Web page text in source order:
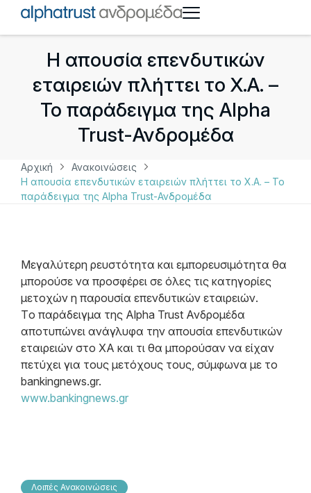
Η απουσία επενδυτικών
εταιρειών πλήττει το Χ.Α. –
Το παράδειγμα της Alpha
Trust-Ανδρομέδα
Αρχική
Ανακοινώσεις
Η απουσία επενδυτικών εταιρειών πλήττει το Χ.Α. – Το
παράδειγμα της Alpha Trust-Ανδρομέδα
Μεγαλύτερη ρευστότητα και εμπορευσιμότητα θα
μπορούσε να προσφέρει σε όλες τις κατηγορίες
μετοχών η παρουσία επενδυτικών εταιρειών.
Τo παράδειγμα της Alpha Trust Ανδρομέδα
αποτυπώνει ανάγλυφα την απουσία επενδυτικών
εταιρειών στο ΧΑ και τι θα μπορούσαν να είχαν
πετύχει για τους μετόχους τους, σύμφωνα με το
bankingnews.gr.
www.bankingnews.gr
Λοιπές Ανακοινώσεις